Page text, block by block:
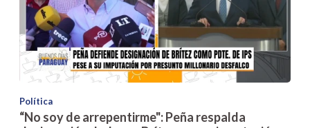
Política
“No soy de arrepentirme": Peña respalda